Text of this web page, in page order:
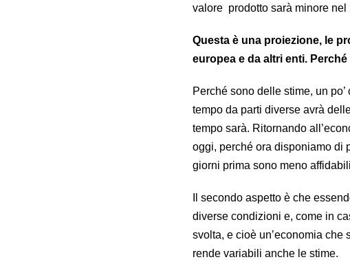
valore prodotto sarà minore nel
Questa è una proiezione, le
europea e da altri enti.
Perché sono delle stime, un
tempo da parti diverse avrà
tempo sarà. Ritornando
oggi, perché ora disponiamo di
giorni prima sono meno
Il secondo aspetto è che
diverse condizioni e, come in
svolta, e cioè un’economia
rende variabili anche le stime.